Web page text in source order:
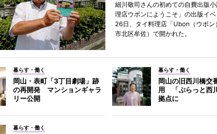
細川敬司さんの初めての自費出版
理店ウボンにようこそ」の出版イベ
26日、タイ料理店「Ubon（ウボン
市北区牟佐）で開かれた。
暮らす・働く
岡山・表町「3丁目劇場」跡
の再開発 マンションギャラ
リー公開
暮らす・働く
岡山の旧西川橋交
用 「ぷらっと西
拠点に
暮らす・働く